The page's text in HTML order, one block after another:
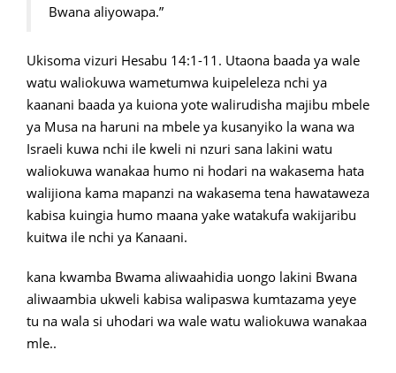
Bwana aliyowapa.”
Ukisoma vizuri Hesabu 14:1-11. Utaona baada ya wale
watu waliokuwa wametumwa kuipeleleza nchi ya
kaanani baada ya kuiona yote walirudisha majibu mbele
ya Musa na haruni na mbele ya kusanyiko la wana wa
Israeli kuwa nchi ile kweli ni nzuri sana lakini watu
waliokuwa wanakaa humo ni hodari na wakasema hata
walijiona kama mapanzi na wakasema tena hawataweza
kabisa kuingia humo maana yake watakufa wakijaribu
kuitwa ile nchi ya Kanaani.
kana kwamba Bwama aliwaahidia uongo lakini Bwana
aliwaambia ukweli kabisa walipaswa kumtazama yeye
tu na wala si uhodari wa wale watu waliokuwa wanakaa
mle..